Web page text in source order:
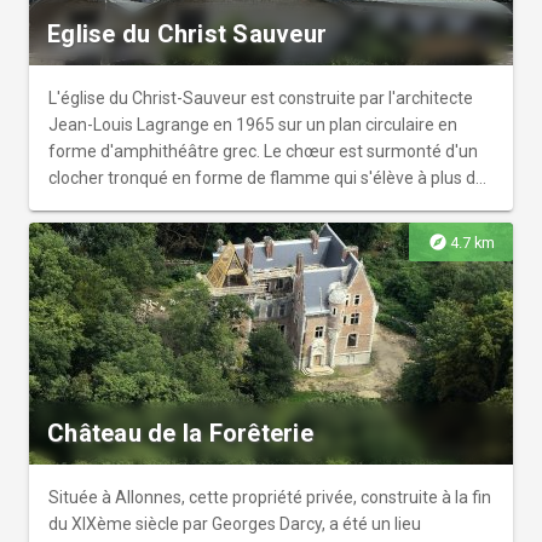
Eglise du Christ Sauveur
L'église du Christ-Sauveur est construite par l'architecte
Jean-Louis Lagrange en 1965 sur un plan circulaire en
forme d'amphithéâtre grec. Le chœur est surmonté d'un
clocher tronqué en forme de flamme qui s'élève à plus de
gêne la vision du maître autel vers lequel se tournent tous
les regards. Celui-ci est éclairé par une grande verrière qui
capte la lumière zénithale, alors que les murs latéraux,
rythmés par de discrets vitraux aménagés en chicanes,
diffusent dans la nef une lumière plus intime. La façade
extérieure est traitée avec des pierres calcaires de couleur
nuancée ; le cuivre utilisé pour la couverture du clocher
renforce l’impression de feu éternel. On retrouve à
l’arrière du sanctuaire, la chapelle du Saint-Sacrement et
ses vitraux conçus par Guy Soleille, le baptistère et la
sacristie. Renseignements ouverture : 02 43 84 01 77
explore 4.7 km
Château de la Forêterie
Située à Allonnes, cette propriété privée, construite à la fin
du XIXème siècle par Georges Darcy, a été un lieu